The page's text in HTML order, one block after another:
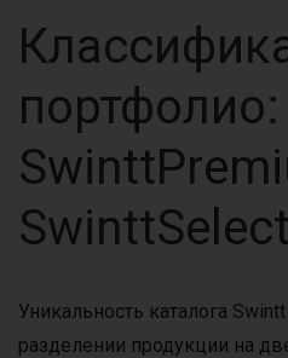
портфолио:
SwinttSelect
Уникальность каталога
разделении продукции на